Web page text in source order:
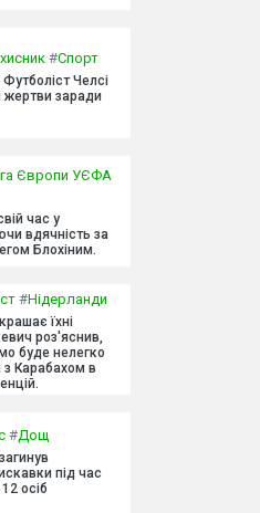
#Спорт
Челсі
жертви заради
Європи УЄФА
час у
вдячність за
Блохіним.
#Нідерланди
їхні
роз'яснив,
буде нелегко
з Карабахом в
#Дощ
під час
осіб